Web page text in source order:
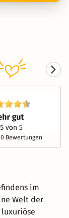
Bewertungen
im
Welt der